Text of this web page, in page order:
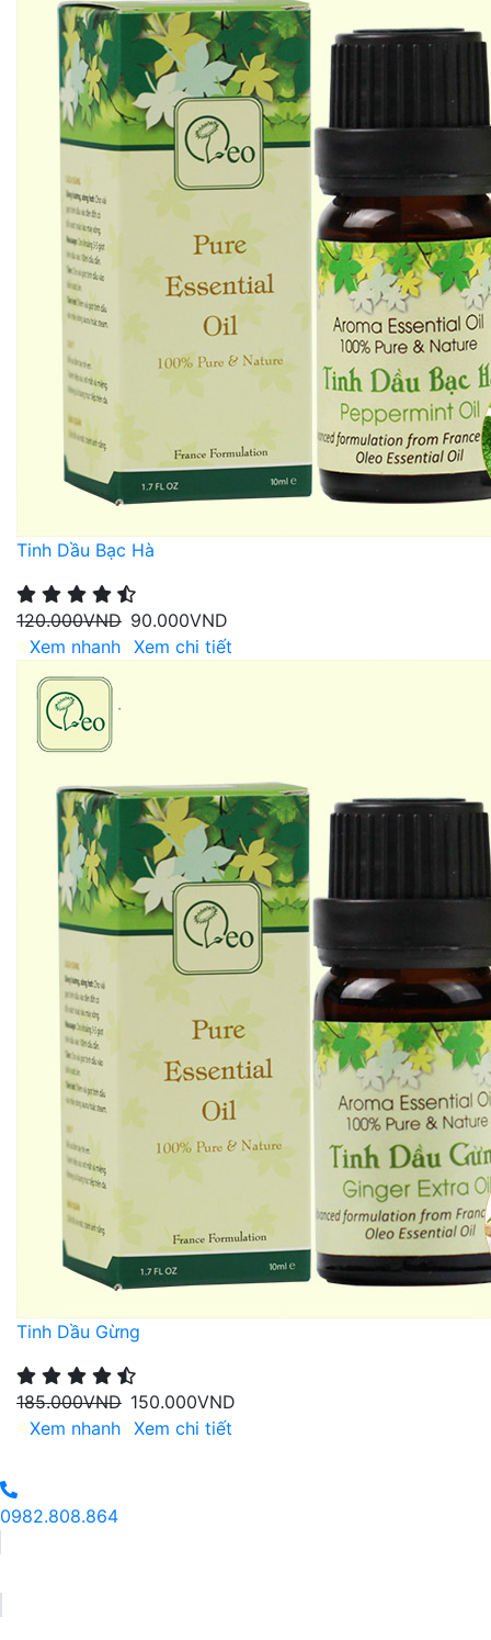
Tinh Dầu Bạc Hà
120.000VND 90.000VND
Xem nhanh Xem chi tiết
Tinh Dầu Gừng
185.000VND 150.000VND
Xem nhanh Xem chi tiết
0982.808.864